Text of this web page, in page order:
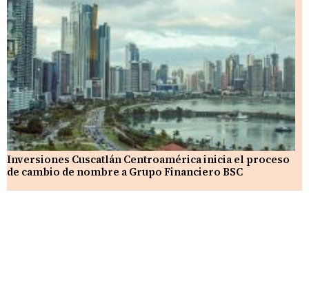
Inversiones Cuscatlán Centroamérica inicia el proceso
de cambio de nombre a Grupo Financiero BSC